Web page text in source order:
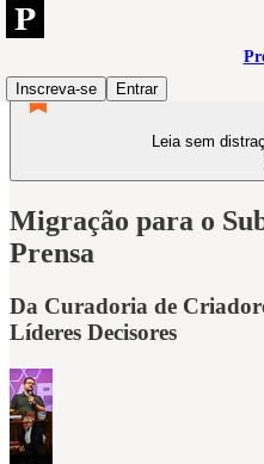
Inscreva-se
Entrar
Leia sem
Migração para o
Prensa
Da Curadoria de
Líderes Decisores